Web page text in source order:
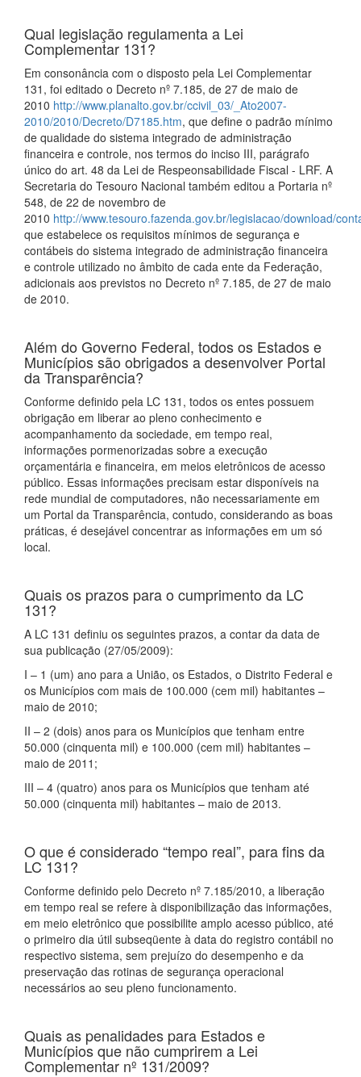
Qual legislação regulamenta a Lei
Complementar 131?
Em consonância com o disposto pela Lei Complementar
131, foi editado o Decreto nº 7.185, de 27 de maio de
2010 http://www.planalto.gov.br/ccivil_03/_Ato2007-
2010/2010/Decreto/D7185.htm, que define o padrão mínimo
de qualidade do sistema integrado de administração
financeira e controle, nos termos do inciso III, parágrafo
único do art. 48 da Lei de Respeonsabilidade Fiscal - LRF. A
Secretaria do Tesouro Nacional também editou a Portaria nº
548, de 22 de novembro de
2010 http://www.tesouro.fazenda.gov.br/legislacao/download/
que estabelece os requisitos mínimos de segurança e
contábeis do sistema integrado de administração financeira
e controle utilizado no âmbito de cada ente da Federação,
adicionais aos previstos no Decreto nº 7.185, de 27 de maio
de 2010.
Além do Governo Federal, todos os Estados e
Municípios são obrigados a desenvolver Portal
da Transparência?
Conforme definido pela LC 131, todos os entes possuem
obrigação em liberar ao pleno conhecimento e
acompanhamento da sociedade, em tempo real,
informações pormenorizadas sobre a execução
orçamentária e financeira, em meios eletrônicos de acesso
público. Essas informações precisam estar disponíveis na
rede mundial de computadores, não necessariamente em
um Portal da Transparência, contudo, considerando as boas
práticas, é desejável concentrar as informações em um só
local.
Quais os prazos para o cumprimento da LC
131?
A LC 131 definiu os seguintes prazos, a contar da data de
sua publicação (27/05/2009):
I – 1 (um) ano para a União, os Estados, o Distrito Federal e
os Municípios com mais de 100.000 (cem mil) habitantes –
maio de 2010;
II – 2 (dois) anos para os Municípios que tenham entre
50.000 (cinquenta mil) e 100.000 (cem mil) habitantes –
maio de 2011;
III – 4 (quatro) anos para os Municípios que tenham até
50.000 (cinquenta mil) habitantes – maio de 2013.
O que é considerado “tempo real”, para fins da
LC 131?
Conforme definido pelo Decreto nº 7.185/2010, a liberação
em tempo real se refere à disponibilização das informações,
em meio eletrônico que possibilite amplo acesso público, até
o primeiro dia útil subseqüente à data do registro contábil no
respectivo sistema, sem prejuízo do desempenho e da
preservação das rotinas de segurança operacional
necessários ao seu pleno funcionamento.
Quais as penalidades para Estados e
Municípios que não cumprirem a Lei
Complementar nº 131/2009?